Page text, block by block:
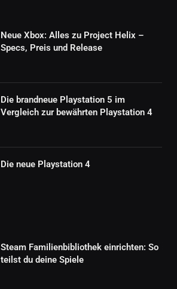
Neue Xbox: Alles zu Project Helix –
Specs, Preis und Release
Die brandneue Playstation 5 im
Vergleich zur bewährten Playstation 4
Die neue Playstation 4
Steam Familienbibliothek einrichten: So
teilst du deine Spiele